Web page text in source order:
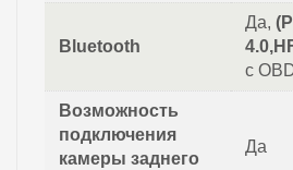
Bluetooth
Да,
с
Возможность
подключения
камеры заднего
Да